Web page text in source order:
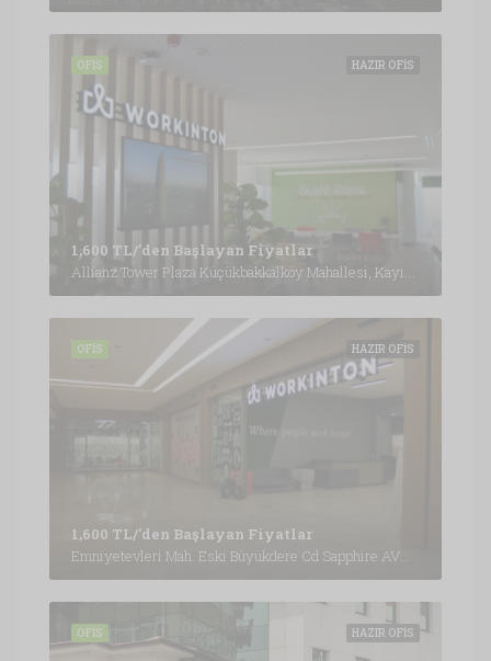
HAZIR OFIS
OFIS
1,600 TL/'den Başlayan Fiyatlar
Allianz Tower Plaza Küçükbakkalköy Mahallesi, Kayışdağı Cd. No: 1 Kat: 5-6, 34752 Ataşehir/İstanbul, İstanbul
HAZIR OFIS
OFIS
1,600 TL/'den Başlayan Fiyatlar
Emniyetevleri Mah. Eski Büyükdere Cd Sapphire AVM Kat:B4, İstanbul
HAZIR OFIS
OFIS